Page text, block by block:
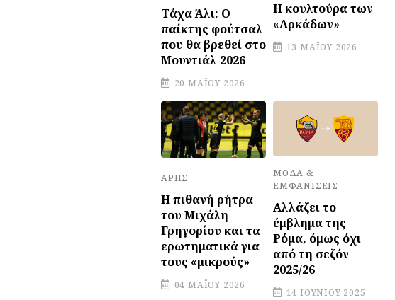
Τάχα Άλι: Ο
παίκτης φούτσαλ
που θα βρεθεί στο
Μουντιάλ 2026
20 ΜΑΪ́ΟΥ 2026
Η κουλτούρα των
«Αρκάδων»
13 ΜΑΪ́ΟΥ 2026
ΆΡΗΣ
Η πιθανή ρήτρα
του Μιχάλη
Γρηγορίου και τα
ερωτηματικά για
τους «μικρούς»
04 ΜΑΪ́ΟΥ 2026
ΜΌΔΑ &
ΕΜΦΑΝΊΣΕΙΣ
Αλλάζει το
έμβλημα της
Ρόμα, όμως όχι
από τη σεζόν
2025/26
14 ΙΟΥΝΊΟΥ 2025